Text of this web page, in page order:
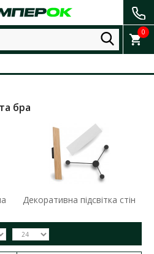
0
бра
Декоративна підсвітка стін